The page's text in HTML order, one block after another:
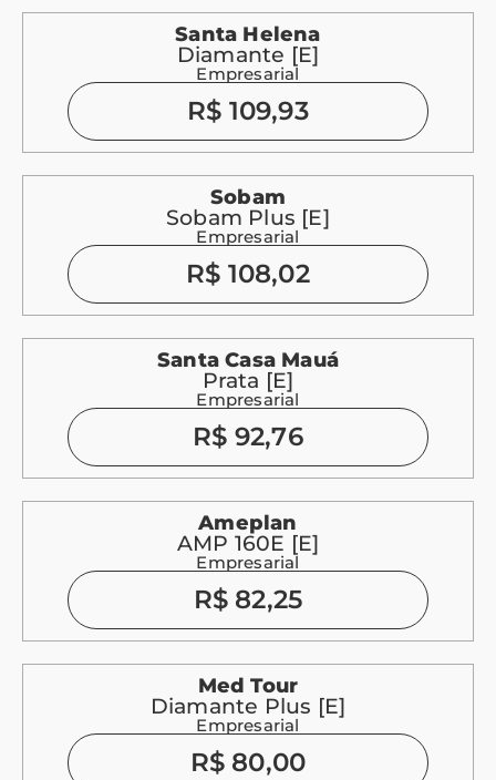
Santa Helena
Diamante [E]
Empresarial
R$ 109,93
Sobam
Sobam Plus [E]
Empresarial
R$ 108,02
Santa Casa Mauá
Prata [E]
Empresarial
R$ 92,76
Ameplan
AMP 160E [E]
Empresarial
R$ 82,25
Med Tour
Diamante Plus [E]
Empresarial
R$ 80,00